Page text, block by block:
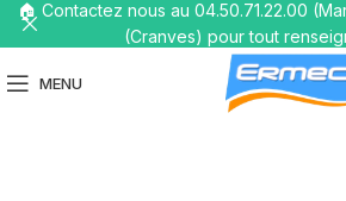
MENU
🏠 Contactez nous au 04.50.71.22.00
(Cranves) pour tout